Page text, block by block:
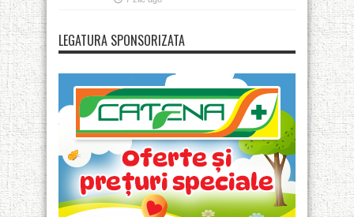
LEGATURA SPONSORIZATA